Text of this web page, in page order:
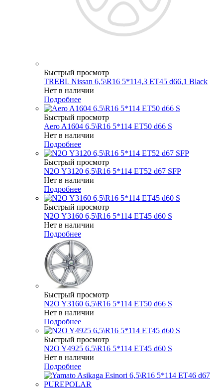
Быстрый просмотр
TREBL Nissan 6,5\R16 5*114,3 ET45 d66,1 Black
Нет в наличии
Подробнее
Быстрый просмотр
Aero A1604 6,5\R16 5*114 ET50 d66 S
Нет в наличии
Подробнее
Быстрый просмотр
N2O Y3120 6,5\R16 5*114 ET52 d67 SFP
Нет в наличии
Подробнее
Быстрый просмотр
N2O Y3160 6,5\R16 5*114 ET45 d60 S
Нет в наличии
Подробнее
Быстрый просмотр
N2O Y3160 6,5\R16 5*114 ET50 d66 S
Нет в наличии
Подробнее
Быстрый просмотр
N2O Y4925 6,5\R16 5*114 ET45 d60 S
Нет в наличии
Подробнее